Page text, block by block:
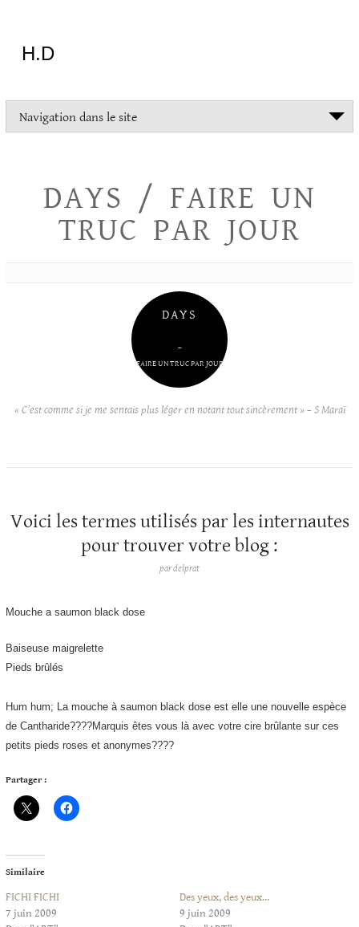
H.D
Navigation dans le site
DAYS / FAIRE UN
TRUC PAR JOUR
DAYS
–
FAIRE UN TRUC PAR JOUR
« C’est comme si je me sentais plus léger en notant tout sincèrement » – S Maraï
Voici les termes utilisés par les internautes
pour trouver votre blog :
pardelprat
Mouche a saumon black dose
Baiseuse maigrelette
Pieds brûlés
Hum hum; La mouche à saumon black dose est elle une nouvelle espèce
de Cantharide????Marquis êtes vous là avec votre cire brûlante sur ces
petits pieds roses et anonymes????
Partager :
Similaire
FICHI FICHI
7 juin 2009
Des yeux, des yeux…
9 juin 2009